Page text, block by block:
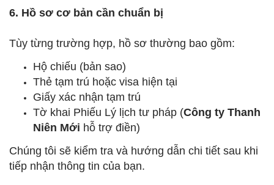
6. Hồ sơ cơ bản cần chuẩn bị
Tùy từng trường hợp, hồ sơ thường bao gồm:
Hộ chiếu (bản sao)
Thẻ tạm trú hoặc visa hiện tại
Giấy xác nhận tạm trú
Tờ khai Phiếu Lý lịch tư pháp (Công ty Thanh
Niên Mới hỗ trợ điền)
Chúng tôi sẽ kiểm tra và hướng dẫn chi tiết sau khi
tiếp nhận thông tin của bạn.